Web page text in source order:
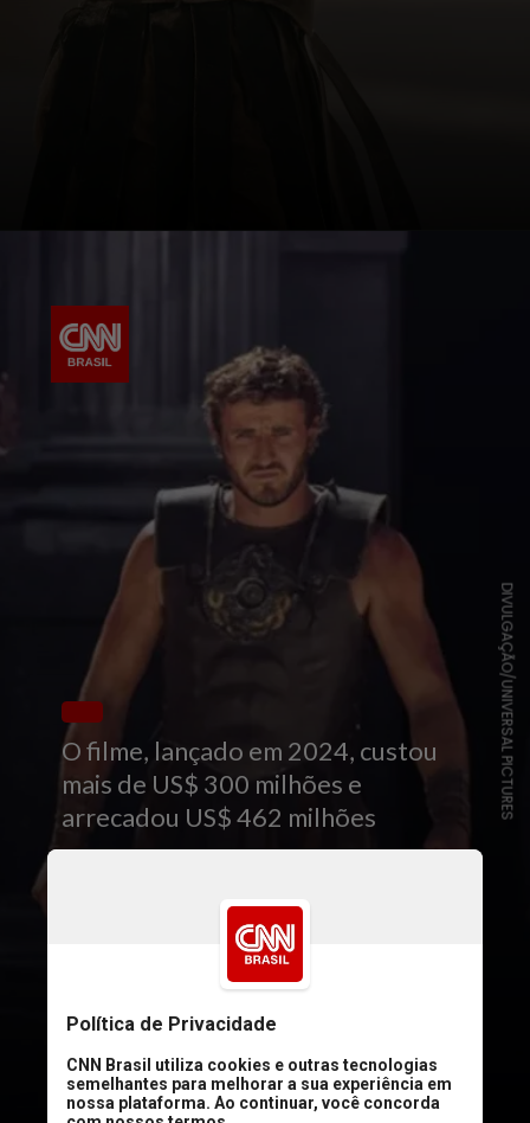
O filme, lançado em 2024, custou
mais de US$ 300 milhões e
arrecadou US$ 462 milhões
DIVULGAÇÃO/UNIVERSAL PICTURES